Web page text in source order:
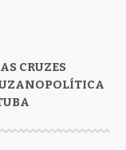
CRUZES
POLÍTICA